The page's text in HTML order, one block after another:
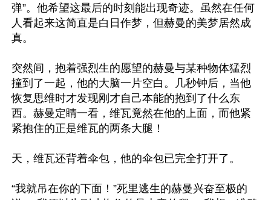
弹”。他希望这最后的时刻能出现奇迹。虽然在任何
人看起来这简直是白日作梦，但赫曼的美梦居然成
真。
突然间，抱着强烈生的愿望的赫曼与某种物体猛烈
撞到了一起，他的大脑一片空白。几秒钟后，当他
恢复思维时才发现刚才自己本能的抱到了什么东
西。赫曼定睛一看，维瓦竟然在他的上面，而他紧
紧抱住的正是维瓦的两条大腿！
天，维瓦还背着伞包，他的伞包已完全打开了。
“我就吊在你的下面！”死里逃生的赫曼兴奋至极的